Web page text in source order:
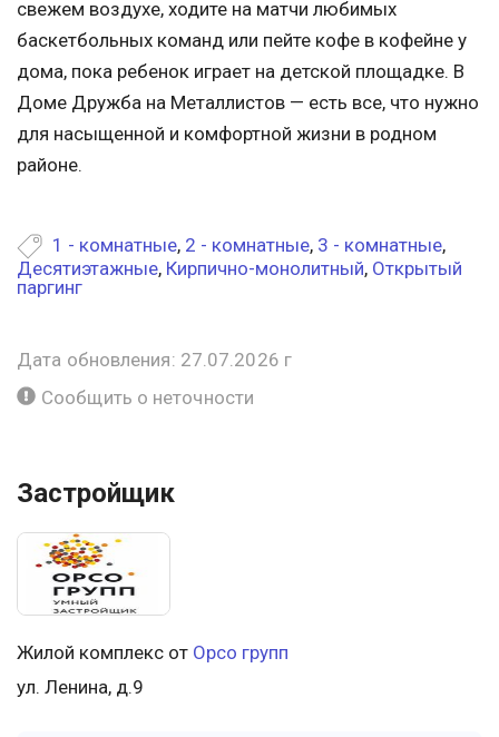
свежем воздухе, ходите на матчи любимых
баскетбольных команд или пейте кофе в кофейне у
дома, пока ребенок играет на детской площадке. В
Доме Дружба на Металлистов — есть все, что нужно
для насыщенной и комфортной жизни в родном
районе.
1 - комнатные, 2 - комнатные, 3 - комнатные,
Десятиэтажные, Кирпично-монолитный, Открытый
паргинг
Дата обновления: 27.07.2026 г
Сообщить о неточности
Застройщик
Жилой комплекс от Орсо групп
ул. Ленина, д.9